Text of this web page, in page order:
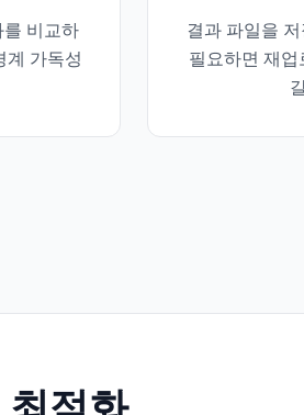
비교하
계 가독성
결과 파일을
필요하면 재